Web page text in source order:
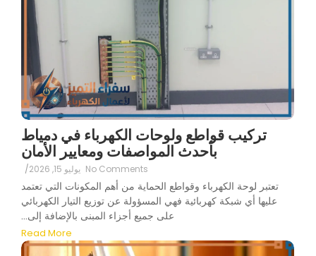
تركيب قواطع ولوحات الكهرباء في دمياط
بأحدث المواصفات ومعايير الأمان
يوليو 15, 2026 / No Comments
تعتبر لوحة الكهرباء وقواطع الحماية من أهم المكونات التي تعتمد
عليها أي شبكة كهربائية فهي المسؤولة عن توزيع التيار الكهربائي
على جميع أجزاء المبنى بالإضافة إلى...
Read More